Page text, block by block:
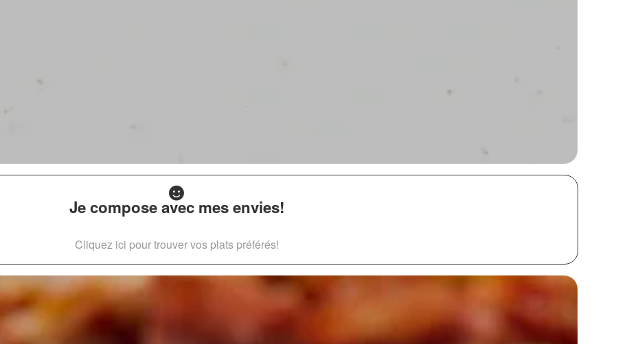
Je compose avec mes envies!
Cliquez ici pour trouver vos plats préférés!